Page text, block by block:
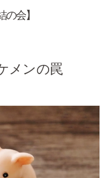
会】
メンの罠